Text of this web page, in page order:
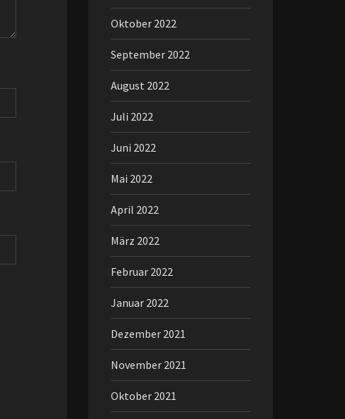
Oktober 2022
September 2022
August 2022
Juli 2022
Juni 2022
Mai 2022
April 2022
März 2022
Februar 2022
Januar 2022
Dezember 2021
November 2021
Oktober 2021